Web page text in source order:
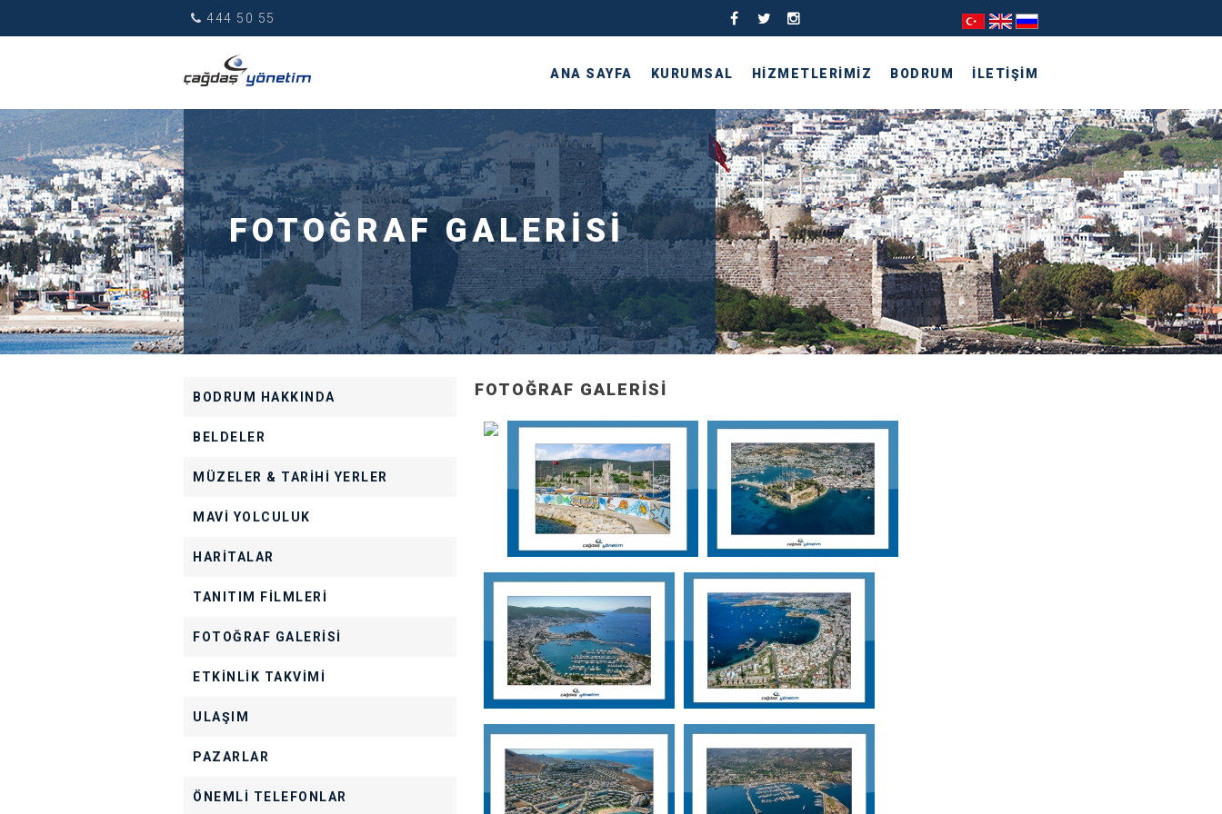
444 50 55
ANA SAYFA KURUMSAL HİZMETLERİMİZ BODRUM İLETİŞİM
FOTOĞRAF GALERİSİ
BODRUM HAKKINDA
BELDELER
MÜZELER & TARİHİ YERLER
MAVİ YOLCULUK
HARİTALAR
TANITIM FİLMLERİ
FOTOĞRAF GALERİSİ
ETKİNLİK TAKVİMİ
ULAŞIM
PAZARLAR
ÖNEMLİ TELEFONLAR
FOTOĞRAF GALERİSİ